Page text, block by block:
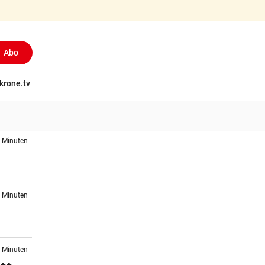
Abo
krone.tv
Minuten
Minuten
Minuten